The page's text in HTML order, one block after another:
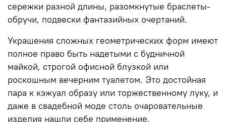
сережки разной длины, разомкнутые браслеты-
обручи, подвески фантазийных очертаний.
Украшения сложных геометрических форм имеют
полное право быть надетыми с будничной
майкой, строгой офисной блузкой или
роскошным вечерним туалетом. Это достойная
пара к кэжуал образу или торжественному луку, и
даже в свадебной моде столь очаровательные
изделия нашли себе применение.